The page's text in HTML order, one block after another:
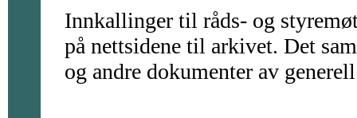
Innkallinger til råds- og
på nettsidene til arkivet. Det
og andre dokumenter av